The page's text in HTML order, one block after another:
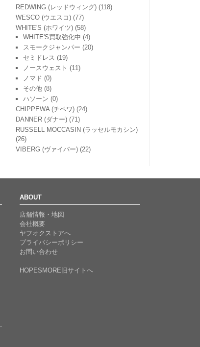
REDWING (レッドウィング) (118)
WESCO (ウエスコ) (77)
WHITE'S (ホワイツ) (58)
WHITE'S買取強化中 (4)
スモークジャンパー (20)
セミドレス (19)
ノースウェスト (11)
ノマド (0)
その他 (8)
ハソーン (0)
CHIPPEWA (チペワ) (24)
DANNER (ダナー) (71)
RUSSELL MOCCASIN (ラッセルモカシン)
(26)
VIBERG (ヴァイバー) (22)
ABOUT
店舗情報・地図
会社概要
ヤフオクストアへ
プライバシーポリシー
お問い合わせ
HOPESMORE旧サイトへ